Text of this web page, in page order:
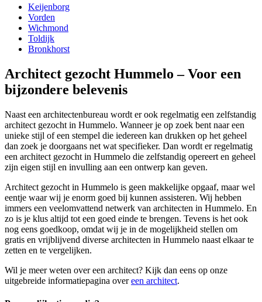
Keijenborg
Vorden
Wichmond
Toldijk
Bronkhorst
Architect gezocht Hummelo – Voor een
bijzondere belevenis
Naast een architectenbureau wordt er ook regelmatig een zelfstandig
architect gezocht in Hummelo. Wanneer je op zoek bent naar een
unieke stijl of een stempel die iedereen kan drukken op het geheel
dan zoek je doorgaans net wat specifieker. Dan wordt er regelmatig
een architect gezocht in Hummelo die zelfstandig opereert en geheel
zijn eigen stijl en invulling aan een ontwerp kan geven.
Architect gezocht in Hummelo is geen makkelijke opgaaf, maar wel
eentje waar wij je enorm goed bij kunnen assisteren. Wij hebben
immers een veelomvattend netwerk van architecten in Hummelo. En
zo is je klus altijd tot een goed einde te brengen. Tevens is het ook
nog eens goedkoop, omdat wij je in de mogelijkheid stellen om
gratis en vrijblijvend diverse architecten in Hummelo naast elkaar te
zetten en te vergelijken.
Wil je meer weten over een architect? Kijk dan eens op onze
uitgebreide informatiepagina overeen architect.